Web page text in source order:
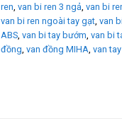
ren van bi ren 3 ngả van bi
van bi ren ngoài tay gạt, van
ABS, van bi tay bướm van bi
đồng van đồng MIHA van